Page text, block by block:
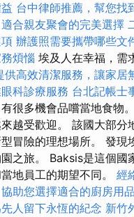
台中律師推薦，幫您找
合親友聚會的完美選擇
辦護照需要攜帶哪些文
煩惱 埃及人在幸福，需
供高效清潔服務，讓家居
科診療服務 台北記帳士
很多機會品嚐當地食物
越受歡迎。 該國大部分
冒險的理想場所。 發現
之旅。 Baksis是這個國
地員工的期望不同。 經
助您選擇適合的廚房用品
人留下永恆的紀念 新竹